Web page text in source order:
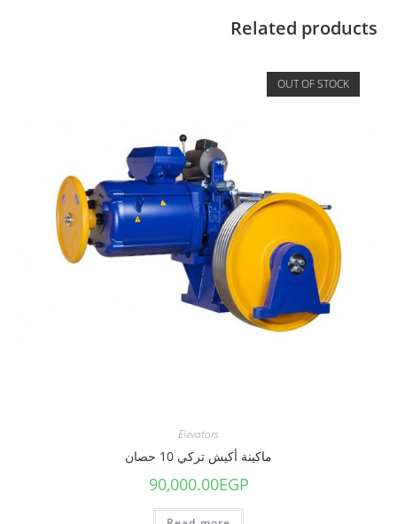
Related products
OUT OF STOCK
Elevators
ماكينة أكيش تركي 10 حصان
90,000.00EGP